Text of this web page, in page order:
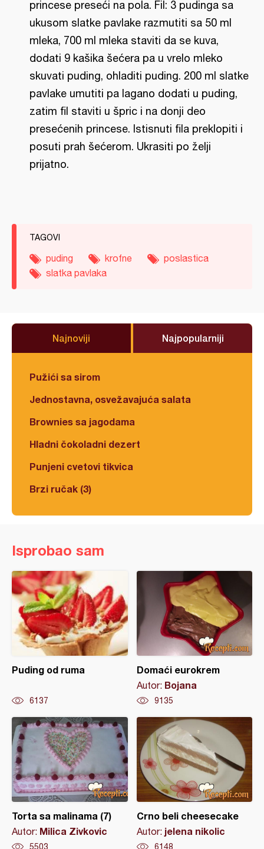
princese preseći na pola. Fil: 3 pudinga sa
ukusom slatke pavlake razmutiti sa 50 ml
mleka, 700 ml mleka staviti da se kuva,
dodati 9 kašika šećera pa u vrelo mleko
skuvati puding, ohladiti puding. 200 ml slatke
pavlake umutiti pa lagano dodati u puding,
zatim fil staviti u špric i na donji deo
presećenih princese. Istisnuti fila preklopiti i
posuti prah šećerom. Ukrasiti po želji
prijatno.
TAGOVI
puding krofne
poslastica
slatka pavlaka
Najnoviji Najpopularniji
Pužići sa sirom
Jednostavna, osvežavajuća salata
Brownies sa jagodama
Hladni čokoladni dezert
Punjeni cvetovi tikvica
Brzi ručak (3)
Isprobao sam
Puding od ruma
6137
Domaći eurokrem
Autor: Bojana
9135
Torta sa malinama (7)
Autor: Milica Zivkovic
5503
Crno beli cheesecake
Autor: jelena nikolic
6148